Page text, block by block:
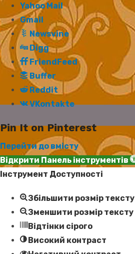
Yahoo Mail
Gmail
Newsvine
Digg
FriendFeed
Buffer
Reddit
VKontakte
Pin It on Pinterest
Перейти до вмісту
Відкрити Панель інструментів
Інструмент Доступності
Збільшити розмір тексту
Зменшити розмір тексту
Відтінки сірого
Високий контраст